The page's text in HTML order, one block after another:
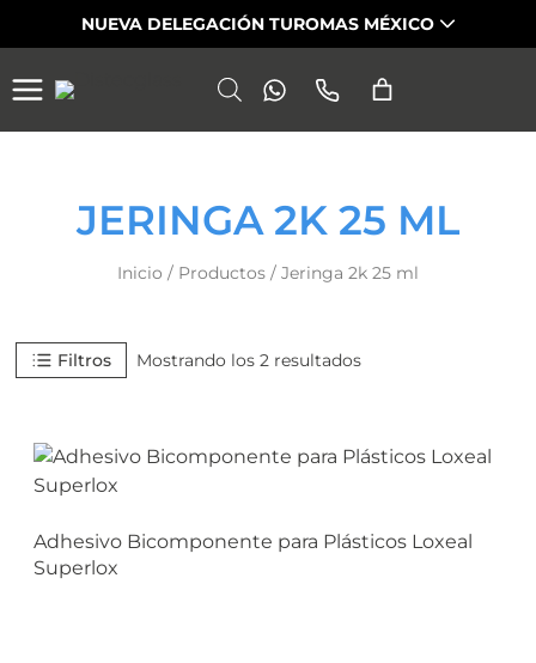
NUEVA DELEGACIÓN TUROMAS MÉXICO
JERINGA 2K 25 ML
Inicio / Productos / Jeringa 2k 25 ml
Filtros Mostrando los 2 resultados
Adhesivo Bicomponente para Plásticos Loxeal
Superlox